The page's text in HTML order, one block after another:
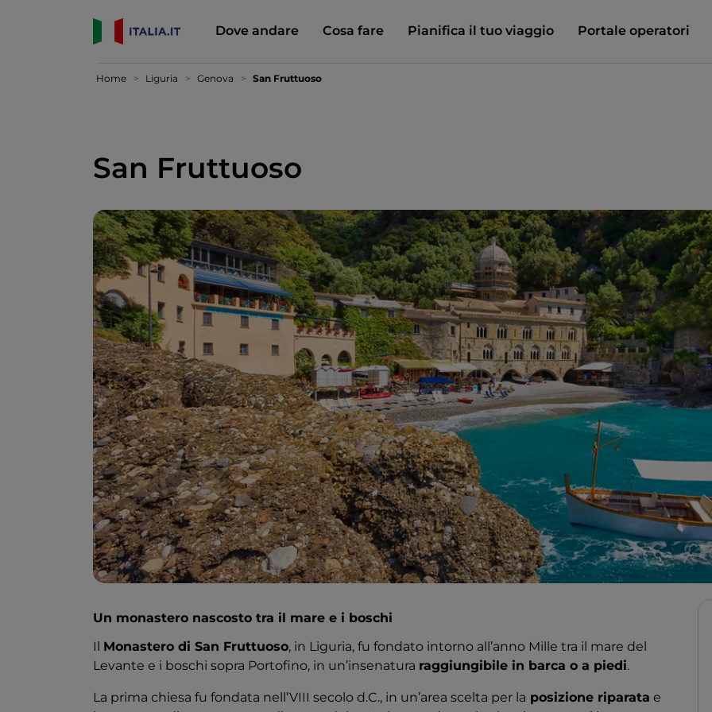
Dove andare Cosa fare Pianifica il tuo viaggio Portale operatori
Home Liguria Genova San Fruttuoso
San Fruttuoso
Un monastero nascosto tra il mare e i boschi
Il Monastero di San Fruttuoso, in Liguria, fu fondato intorno all’anno Mille tra il mare del
Levante e i boschi sopra Portofino, in un’insenatura raggiungibile in barca o a piedi.
La prima chiesa fu fondata nell’VIII secolo d.C., in un’area scelta per la posizione riparata e